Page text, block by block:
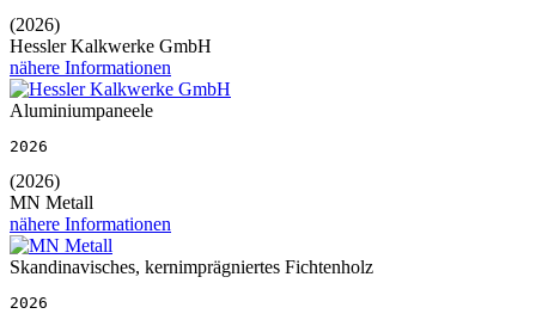
(2026)
Hessler Kalkwerke GmbH
nähere Informationen
Aluminiumpaneele
2026
(2026)
MN Metall
nähere Informationen
Skandinavisches, kernimprägniertes Fichtenholz
2026